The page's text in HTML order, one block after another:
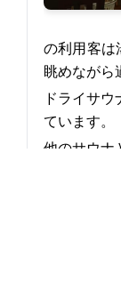
の利用客は
眺めながら
ドライサ
ています。
他のサウナ